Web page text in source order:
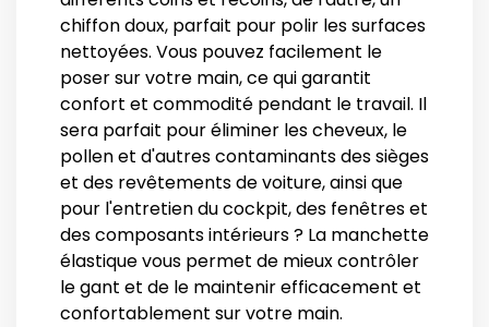
chiffon doux, parfait pour polir les surfaces
nettoyées. Vous pouvez facilement le
poser sur votre main, ce qui garantit
confort et commodité pendant le travail. Il
sera parfait pour éliminer les cheveux, le
pollen et d'autres contaminants des sièges
et des revêtements de voiture, ainsi que
pour l'entretien du cockpit, des fenêtres et
des composants intérieurs ? La manchette
élastique vous permet de mieux contrôler
le gant et de le maintenir efficacement et
confortablement sur votre main.